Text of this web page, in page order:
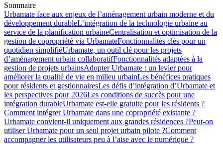
Sommaire
Urbamate face aux enjeux de l’aménagement urbain moderne et du
développement durableL’intégration de la technologie urbaine au
service de la planification urbaineCentralisation et optimisation de la
gestion de copropriété via UrbamateFonctionnalités clés pour un
quotidien simplifiéUrbamate, un outil clé pour les projets
d’aménagement urbain collaboratifFonctionnalités adaptées à la
gestion de projets urbainsAdopter Urbamate : un levier pour
améliorer la qualité de vie en milieu urbainLes bénéfices pratiques
pour résidents et gestionnairesLes défis d’intégration d’Urbamate et
les perspectives pour 2026Les conditions de succès pour une
intégration durableUrbamate est-elle gratuite pour les résidents ?
Comment intégrer Urbamate dans une copropriété existante ?
Urbamate convient-il uniquement aux grandes résidences ?Peut-on
utiliser Urbamate pour un seul projet urbain pilote ?Comment
accompagner les utilisateurs peu à l’aise avec le numérique ?